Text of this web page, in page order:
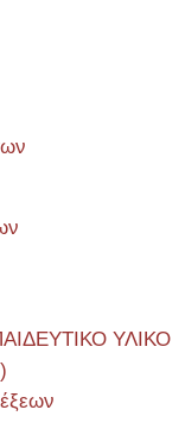
ΥΛΙΚΟ